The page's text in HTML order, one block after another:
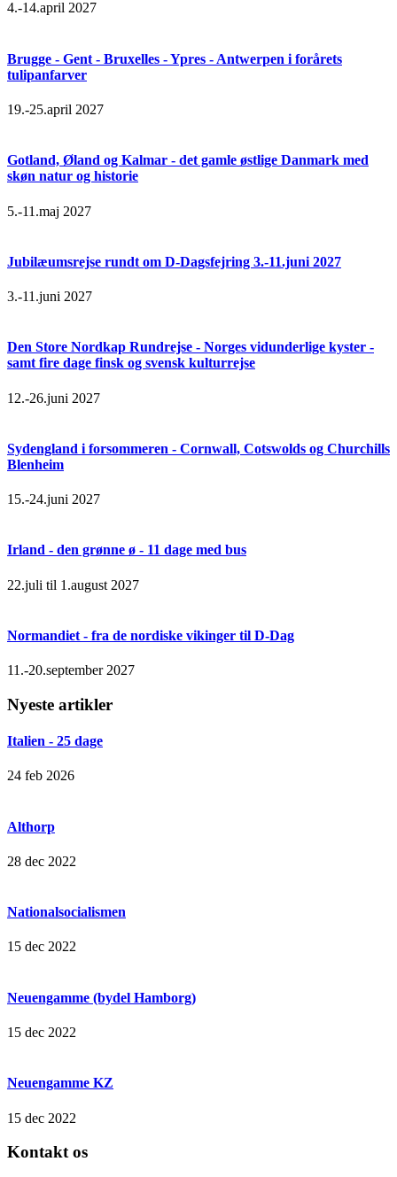
4.-14.april 2027
Brugge - Gent - Bruxelles - Ypres - Antwerpen i forårets
tulipanfarver
19.-25.april 2027
Gotland, Øland og Kalmar - det gamle østlige Danmark med
skøn natur og historie
5.-11.maj 2027
Jubilæumsrejse rundt om D-Dagsfejring 3.-11.juni 2027
3.-11.juni 2027
Den Store Nordkap Rundrejse - Norges vidunderlige kyster -
samt fire dage finsk og svensk kulturrejse
12.-26.juni 2027
Sydengland i forsommeren - Cornwall, Cotswolds og Churchills
Blenheim
15.-24.juni 2027
Irland - den grønne ø - 11 dage med bus
22.juli til 1.august 2027
Normandiet - fra de nordiske vikinger til D-Dag
11.-20.september 2027
Nyeste artikler
Italien - 25 dage
24 feb 2026
Althorp
28 dec 2022
Nationalsocialismen
15 dec 2022
Neuengamme (bydel Hamborg)
15 dec 2022
Neuengamme KZ
15 dec 2022
Kontakt os